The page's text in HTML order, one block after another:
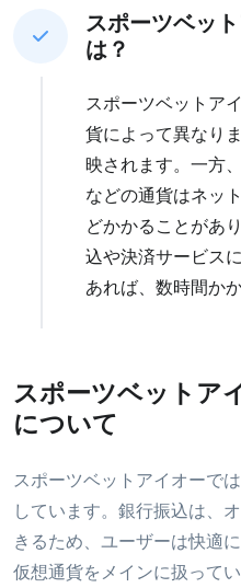
スポーツベッ
は？
スポーツベットア
貨によって異なり
映されます。一方
などの通貨はネッ
どかかることがあ
込や決済サービス
あれば、数時間か
スポーツベットア
について
スポーツベットアイオーで
しています。銀行振込は、
きるため、ユーザーは快適
仮想通貨をメインに扱って